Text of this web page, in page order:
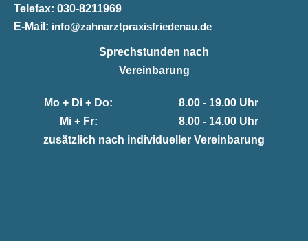
Telefax: 030-8211969
E-Mail: info@zahnarztpraxisfriedenau.de
Sprechstunden nach
Vereinbarung
Mo + Di + Do:
8.00 - 19.00 Uhr
Mi + Fr:
8.00 - 14.00 Uhr
zusätzlich nach individueller Vereinbarung